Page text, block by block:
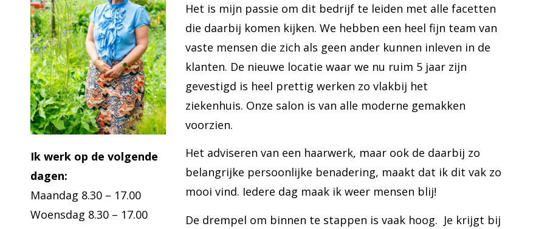
Ik werk op de volgende
dagen:
Maandag 8.30 – 17.00
Woensdag 8.30 – 17.00
Het is mijn passie om dit bedrijf te leiden met alle facetten
die daarbij komen kijken. We hebben een heel fijn team van
vaste mensen die zich als geen ander kunnen inleven in de
klanten. De nieuwe locatie waar we nu ruim 5 jaar zijn
gevestigd is heel prettig werken zo vlakbij het
ziekenhuis. Onze salon is van alle moderne gemakken
voorzien.
Het adviseren van een haarwerk, maar ook de daarbij zo
belangrijke persoonlijke benadering, maakt dat ik dit vak zo
mooi vind. Iedere dag maak ik weer mensen blij!
De drempel om binnen te stappen is vaak hoog. Je krijgt bij